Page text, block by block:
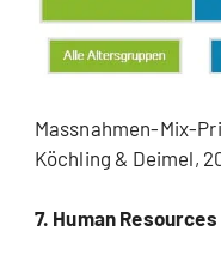
Massnahmen-Mix-
Köchling & Deimel,
7. Human